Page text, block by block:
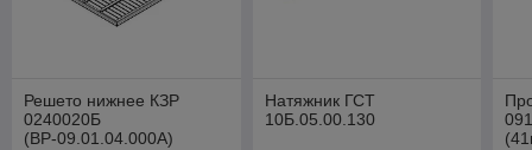
Решето нижнее КЗР
0240020Б
(ВР-09.01.04.000А)
Натяжник ГСТ
10Б.05.00.130